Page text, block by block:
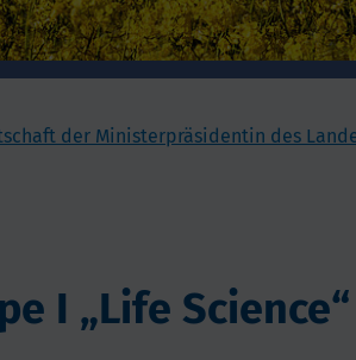
der Ministerpräsidentin des
I „Life Science“